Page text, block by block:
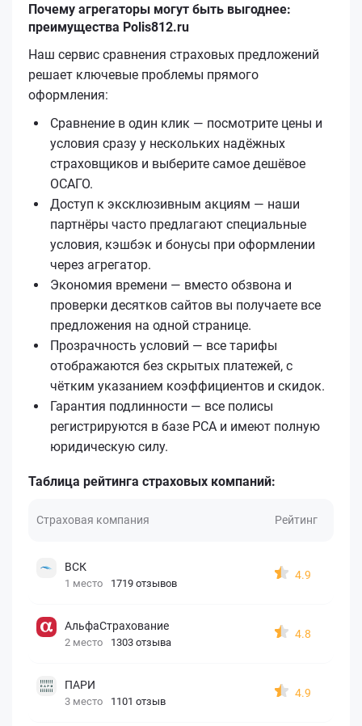
Почему агрегаторы могут быть выгоднее:
преимущества Polis812.ru
Наш сервис сравнения страховых предложений
решает ключевые проблемы прямого
оформления:
Сравнение в один клик — посмотрите цены и
условия сразу у нескольких надёжных
страховщиков и выберите самое дешёвое
ОСАГО.
Доступ к эксклюзивным акциям — наши
партнёры часто предлагают специальные
условия, кэшбэк и бонусы при оформлении
через агрегатор.
Экономия времени — вместо обзвона и
проверки десятков сайтов вы получаете все
предложения на одной странице.
Прозрачность условий — все тарифы
отображаются без скрытых платежей, с
чётким указанием коэффициентов и скидок.
Гарантия подлинности — все полисы
регистрируются в базе РСА и имеют полную
юридическую силу.
Таблица рейтинга страховых компаний:
Страховая компания Рейтинг
ВСК
1 место 1719 отзывов
4.9
АльфаСтрахование
2 место 1303 отзыва
4.8
ПАРИ
3 место 1101 отзыв
4.9